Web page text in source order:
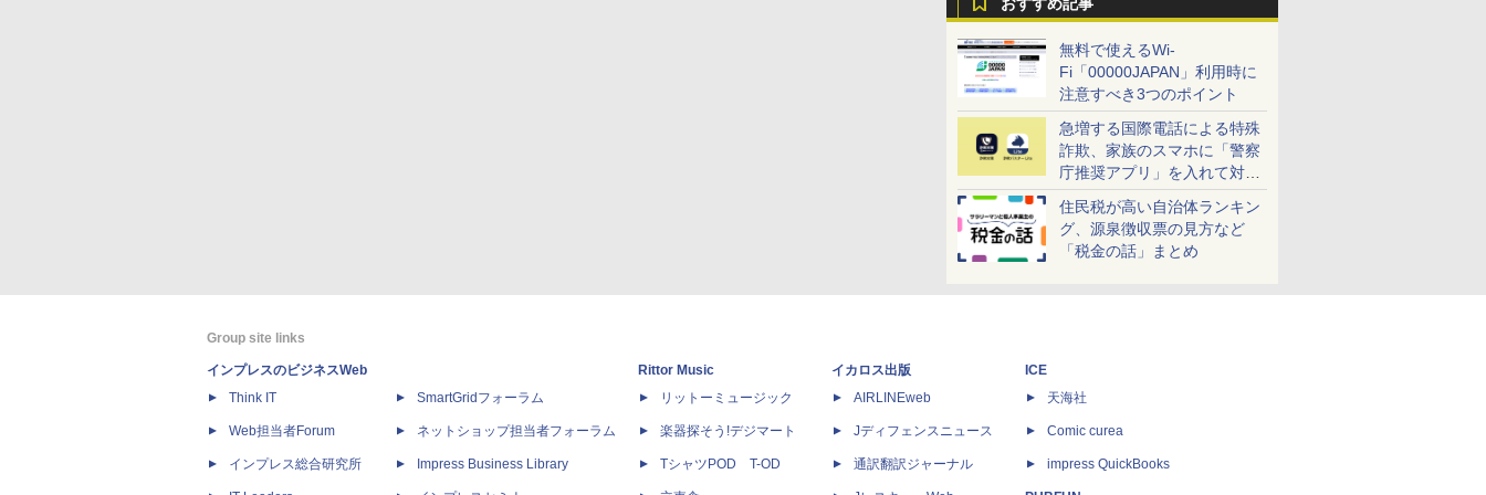
無料で使えるWi-
Fi「00000JAPAN」利用時に
注意すべき3つのポイント
急増する国際電話による特殊
詐欺、家族のスマホに「警察
庁推奨アプリ」を入れて対策
しよう！
住民税が高い自治体ランキン
グ、源泉徴収票の見方など
「税金の話」まとめ
Group site links
インプレスのビジネスWeb
Think IT
Web担当者Forum
インプレス総合研究所
SmartGridフォーラム
ネットショップ担当者フォーラム
Impress Business Library
Rittor Music
リットーミュージック
楽器探そう!デジマート
TシャツPOD T-OD
イカロス出版
AIRLINEweb
Jディフェンスニュース
通訳翻訳ジャーナル
ICE
天海社
Comic curea
impress QuickBooks